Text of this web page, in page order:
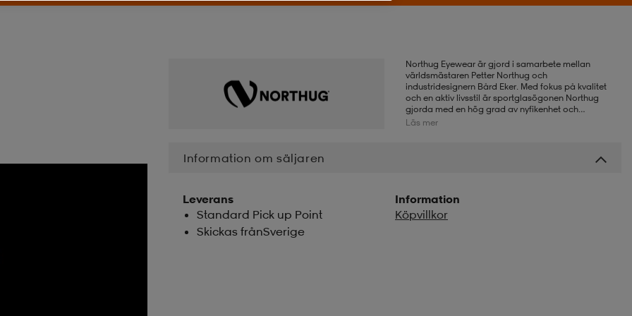
Northug Eyewear är gjord i samarbete mellan
världsmästaren Petter Northug och
industridesignern Bård Eker. Med fokus på kvalitet
och en aktiv livsstil är sportglasögonen Northug
gjorda med en hög grad av nyfikenhet och
perfektionism. I kollektionen hittar du snabba
Läs mer
Information om säljaren
Leverans
Standard Pick up Point
Skickas frånSverige
Information
Köpvillkor